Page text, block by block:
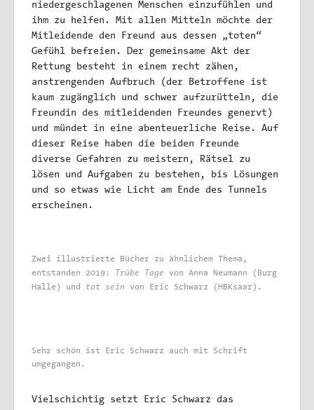
niedergeschlagenen Menschen einzufühlen und
ihm zu helfen. Mit allen Mitteln möchte der
Mitleidende den Freund aus dessen „toten“
Gefühl befreien. Der gemeinsame Akt der
Rettung besteht in einem recht zähen,
anstrengenden Aufbruch (der Betroffene ist
kaum zugänglich und schwer aufzurütteln, die
Freundin des mitleidenden Freundes genervt)
und mündet in eine abenteuerliche Reise. Auf
dieser Reise haben die beiden Freunde
diverse Gefahren zu meistern, Rätsel zu
lösen und Aufgaben zu bestehen, bis Lösungen
und so etwas wie Licht am Ende des Tunnels
erscheinen.
Zwei illustrierte Bücher zu ähnlichem Thema,
entstanden 2019: Trübe Tage von Anna Neumann (Burg
Halle) und tot sein von Eric Schwarz (HBKsaar).
Sehr schön ist Eric Schwarz auch mit Schrift
umgegangen.
Vielschichtig setzt Eric Schwarz das